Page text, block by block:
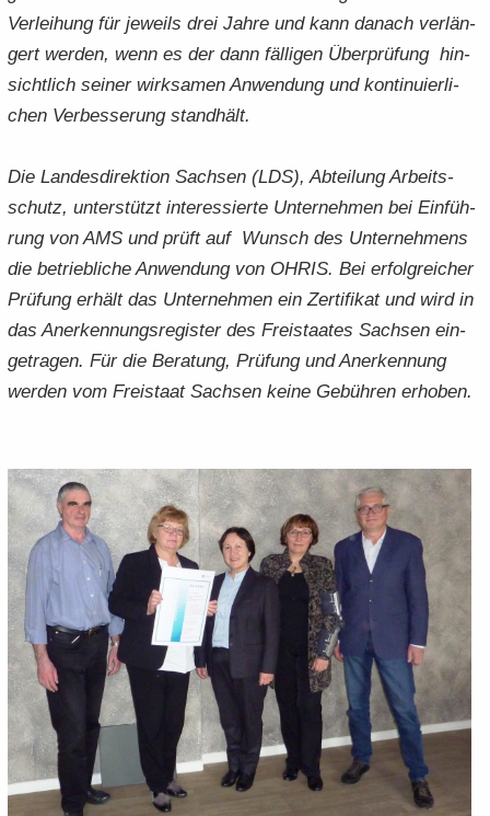
Ver­lei­hung für je­weils drei Jahre und kann da­nach ver­län­
gert wer­den, wenn es der dann fäl­li­gen Über­prü­fung hin­
sicht­lich sei­ner wirk­sa­men An­wen­dung und kon­ti­nu­ier­li­
chen Ver­bes­se­rung stand­hält.
Die Lan­des­di­rek­ti­on Sach­sen (LDS), Ab­tei­lung Ar­beits­
schutz, un­ter­stützt in­ter­es­sier­te Un­ter­neh­men bei Ein­füh­
rung von AMS und prüft auf Wunsch des Un­ter­neh­mens
die be­trieb­li­che An­wen­dung von OHRIS. Bei er­folg­rei­cher
Prü­fung er­hält das Un­ter­neh­men ein Zer­ti­fi­kat und wird in
das An­er­ken­nungs­re­gis­ter des Frei­staa­tes Sach­sen ein­
ge­tra­gen. Für die Be­ra­tung, Prü­fung und An­er­ken­nung
wer­den vom Frei­staat Sach­sen keine Ge­büh­ren er­ho­ben.